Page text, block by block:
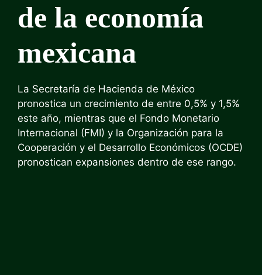
de la economía
mexicana
La Secretaría de Hacienda de México
pronostica un crecimiento de entre 0,5% y 1,5%
este año, mientras que el Fondo Monetario
Internacional (FMI) y la Organización para la
Cooperación y el Desarrollo Económicos (OCDE)
pronostican expansiones dentro de ese rango.